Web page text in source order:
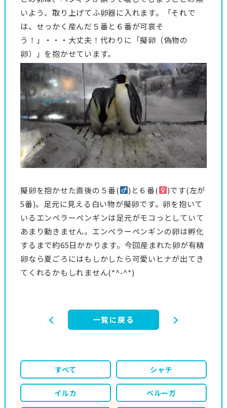
いよう、取り上げてふ卵器に入れます。「それで
は、せっかく産んだ５番と６番が可哀そ
う！」・・・大丈夫！代わりに「擬卵（偽物の
卵）」を抱かせています。
擬卵を抱かせた直後の５番( )と６番(
)です(左が
5番)。足元に見える白い物が擬卵です。卵を抱いて
いるエンペラーペンギンは足元がモコっとしていて
あまり動きません。エンペラーペンギンの卵は孵化
するまで約65日かかります。今回産まれた卵が有精
卵なら夏ごろにはもしかしたら可愛いヒナが出てき
てくれるかもしれません(*^-^*)
一覧に戻る
すべて シャチ
イルカ ベルーガ